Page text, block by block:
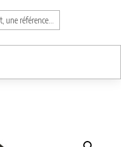
référence...